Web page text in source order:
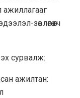
ажиллагааг
зөвлөгөө өгч
сурвалж:
ажилтан: